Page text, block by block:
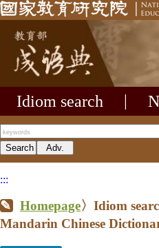
Idiom search
:::
Homepage〉Idiom
Mandarin Chinese